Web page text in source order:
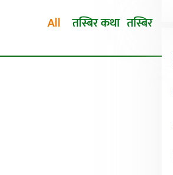
All तस्बिर कथा तस्बिर